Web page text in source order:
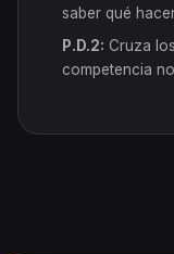
saber qué
P.D.2: Cruza
competencia